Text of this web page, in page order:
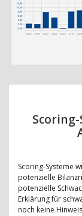
Scoring-Systeme
potenzielle
potenzielle
Erklärung für
noch keine